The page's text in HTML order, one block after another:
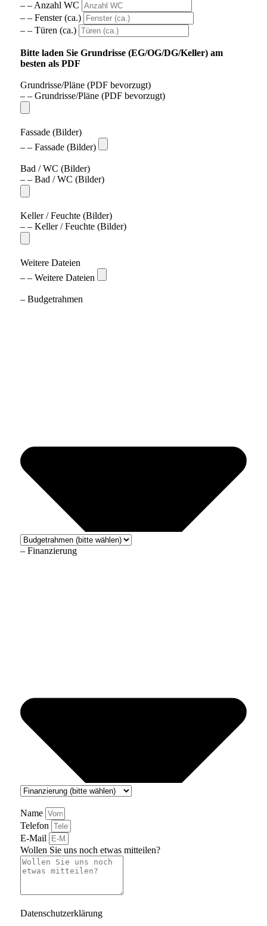
– – Anzahl WC
– – Fenster (ca.)
– – Türen (ca.)
Bitte laden Sie Grundrisse (EG/OG/DG/Keller) am
besten als PDF
Grundrisse/Pläne (PDF bevorzugt)
– – Grundrisse/Pläne (PDF bevorzugt)
Fassade (Bilder)
– – Fassade (Bilder)
Bad / WC (Bilder)
– – Bad / WC (Bilder)
Keller / Feuchte (Bilder)
– – Keller / Feuchte (Bilder)
Weitere Dateien
– – Weitere Dateien
– Budgetrahmen
– Finanzierung
Name
Telefon
E-Mail
Wollen Sie uns noch etwas mitteilen?
Datenschutzerklärung